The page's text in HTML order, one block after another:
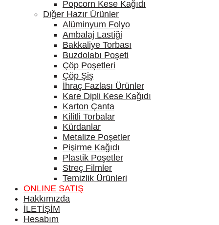
Popcorn Kese Kağıdı
Diğer Hazır Ürünler
Alüminyum Folyo
Ambalaj Lastiği
Bakkaliye Torbası
Buzdolabı Poşeti
Çöp Poşetleri
Çöp Şiş
İhraç Fazlası Ürünler
Kare Dipli Kese Kağıdı
Karton Çanta
Kilitli Torbalar
Kürdanlar
Metalize Poşetler
Pişirme Kağıdı
Plastik Poşetler
Streç Filmler
Temizlik Ürünleri
ONLINE SATIŞ
Hakkımızda
İLETİŞİM
Hesabım